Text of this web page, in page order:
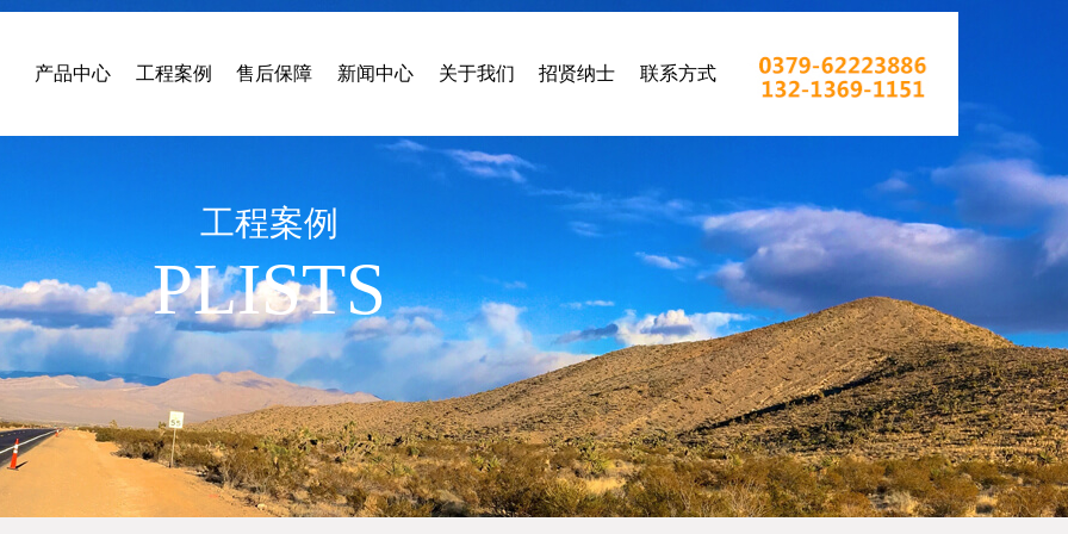
产品中心 工程案例 售后保障 新闻中心 关于我们 招贤纳士 联系方式
工程案例
PLISTS